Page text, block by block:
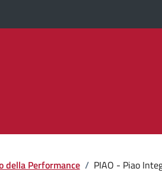
della Performance / PIAO - Piao